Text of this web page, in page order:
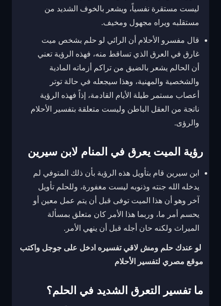
ليست مستقرة نفسياً، ويشعر بالخوف الشديد من
مستقلبه ويراه مجهول ومخيف.
قال مفسرو الأحلام أن الرائي لو حلم بشخص ميت
غارق في العرق الذي تساقط منه، فهذه الرؤية تعني
أن الحالم يشعر بالضيق من تراكم أزماته المادية
والشخصية والمهنية، وهذا سيجعله في حالة توتر
أعصاب مستمر طيلة الأيام القادمة، إذاً فهذه الرؤية
ناتجة من العقل الباطن وليست متعلقة بتفسير الأحلام
والرؤى.
رؤية الميت يعرق في المنام لابن سيرين
ابن سيرين قام بتأويل هذه الرؤية بأن ذلك المتوفي لم
يدخله الله جنته وذنوبه ليست مغفورة، وللحلم تأويل
آخر وهو أن هذا الميت توفى قبل أن يتم عمل معين أو
يحسم أمر ما، وربما هذا الأمر كان متعلق بمسألة
الميراث ولكنه حان أجله قبل أن ينهي الأمر.
لو عندك حلم ومش لاقي تفسيره ادخل على جوجل واكتب
موقع مصري لتفسير الأحلام
ما تفسير التعرق الشديد في الحلم؟